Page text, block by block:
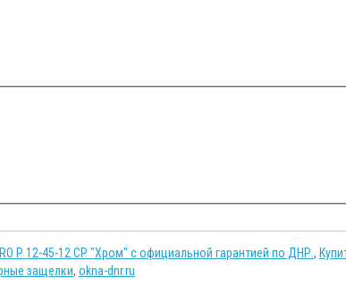
P 12-45-12 CP "Хром" с официальной гарантией по ДНР. ,
защелки, okna-dnr.ru